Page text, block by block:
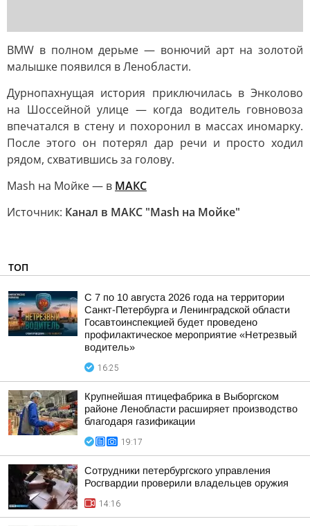
BMW в полном дерьме — вонючий арт на золотой
малышке появился в Ленобласти.
Дурнопахнущая история приключилась в Энколово
на Шоссейной улице — когда водитель говновоза
впечатался в стену и похоронил в массах иномарку.
После этого он потерял дар речи и просто ходил
рядом, схватившись за голову.
Mash на Мойке — в МАКС
Источник: Канал в МАКС "Mash на Мойке"
ТОП
С 7 по 10 августа 2026 года на территории
Санкт-Петербурга и Ленинградской области
Госавтоинспекцией будет проведено
профилактическое мероприятие «Нетрезвый
водитель»
16:25
Крупнейшая птицефабрика в Выборгском
районе Ленобласти расширяет производство
благодаря газификации
19:17
Сотрудники петербургского управления
Росгвардии проверили владельцев оружия
14:16